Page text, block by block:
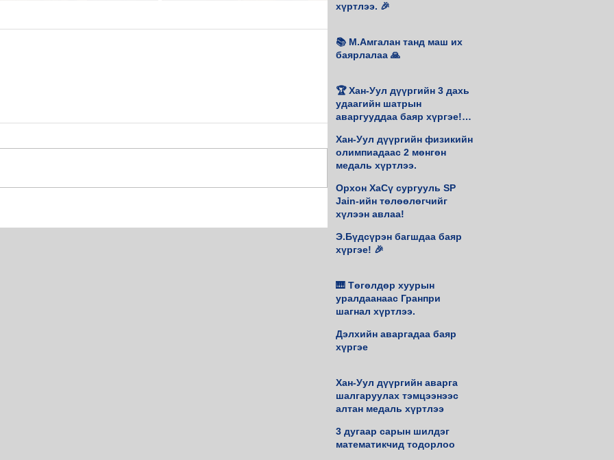
хүртлээ. 🎉
📚 М.Амгалан танд маш их
баярлалаа 🙏
🏆 Хан-Уул дүүргийн 3 дахь
удаагийн шатрын
аваргууддаа баяр хүргэе!♟️
Хан-Уул дүүргийн физикийн
олимпиадаас 2 мөнгөн
медаль хүртлээ.
Орхон ХаСү сургууль SP
Jain-ийн төлөөлөгчийг
хүлээн авлаа!
Э.Бүдсүрэн багшдаа баяр
хүргэе! 🎉
🎹 Төгөлдөр хуурын
уралдаанаас Гранпри
шагнал хүртлээ.
Дэлхийн аваргадаа баяр
хүргэе
Хан-Уул дүүргийн аварга
шалгаруулах тэмцээнээс
алтан медаль хүртлээ
3 дугаар сарын шилдэг
математикчид тодорлоо